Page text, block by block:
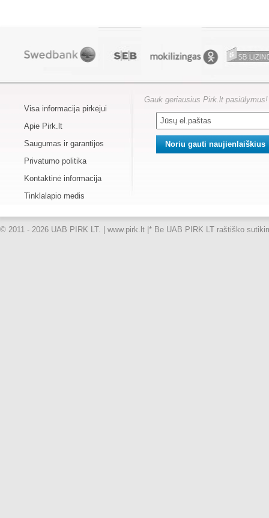
Visa informacija pirkėjui
Apie Pirk.lt
Saugumas ir garantijos
Privatumo politika
Kontaktinė informacija
Tinklalapio medis
Gauk geriausius Pirk.lt pasiūlymus!
© 2011 - 2026 UAB PIRK LT. | www.pirk.lt | * Be UAB PIRK LT raštiško